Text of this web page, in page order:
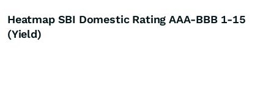
Heatmap SBI Domestic Rating AAA-BBB 1-15
(Yield)